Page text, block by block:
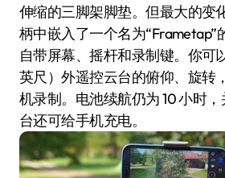
伸缩的三脚架脚垫。但最大的变
柄中嵌入了一个名为“Frametap”
自带屏幕、摇杆和录制键。你可
英尺）外遥控云台的俯仰、旋转
机录制。电池续航仍为 10 小时
台还可给手机充电。